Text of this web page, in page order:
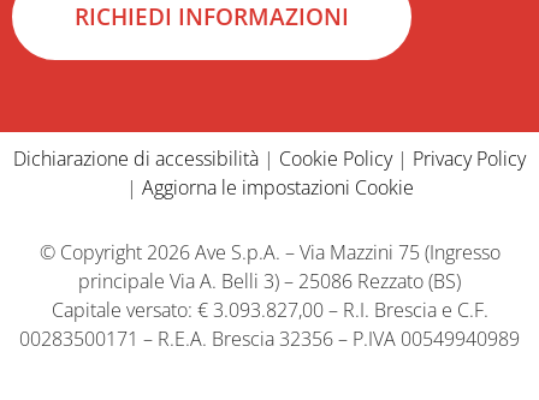
RICHIEDI INFORMAZIONI
Dichiarazione di accessibilità | Cookie Policy| Privacy Policy
| Aggiorna le impostazioni Cookie
© Copyright 2026 Ave S.p.A. – Via Mazzini 75 (Ingresso
principale Via A. Belli 3) – 25086 Rezzato (BS)
Capitale versato: € 3.093.827,00 – R.I. Brescia e C.F.
00283500171 – R.E.A. Brescia 32356 – P.IVA 00549940989